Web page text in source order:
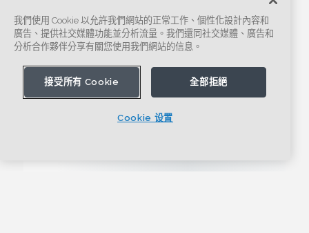
我們使用 Cookie 以允許我們網站的正常工作、個性化設計內容和
廣告、提供社交媒體功能並分析流量。我們還同社交媒體、廣告和
分析合作夥伴分享有關您使用我們網站的信息。
接受所有 Cookie 全部拒絕
Cookie 设置